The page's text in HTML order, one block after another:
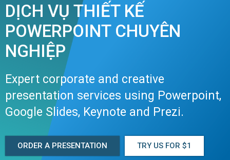
DỊCH VỤ THIẾT KẾ
POWERPOINT CHUYÊN
NGHIỆP
Expert corporate and creative
presentation services using Powerpoint,
Google Slides, Keynote and Prezi.
ORDER A PRESENTATION TRY US FOR $1